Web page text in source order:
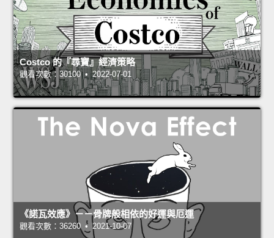
Costco 的『尋寶』經濟策略
觀看次數：30100 • 2022-07-01
《諾瓦效應》－－骨牌般相依的好運與厄運
觀看次數：36260 • 2021-10-07